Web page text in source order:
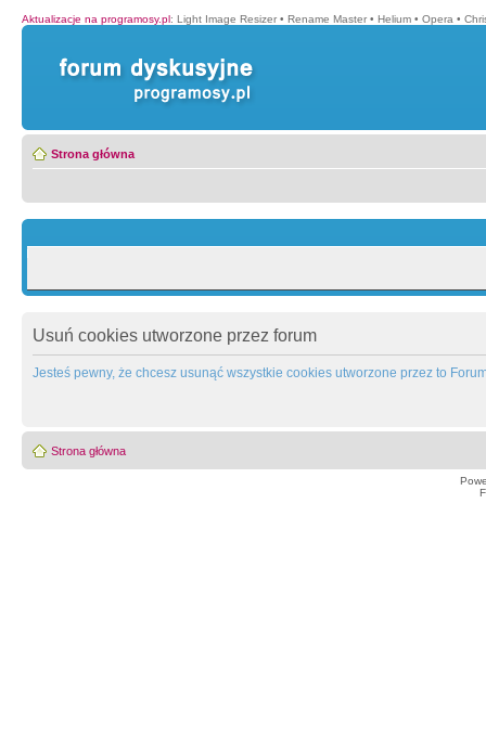
Aktualizacje na programosy.pl: Light Image Resizer • Rename Master • Helium • Opera •
Strona główna
Usuń cookies utworzone przez forum
Jesteś pewny, że chcesz usunąć wszystkie cookies utworzone przez to
Strona główna